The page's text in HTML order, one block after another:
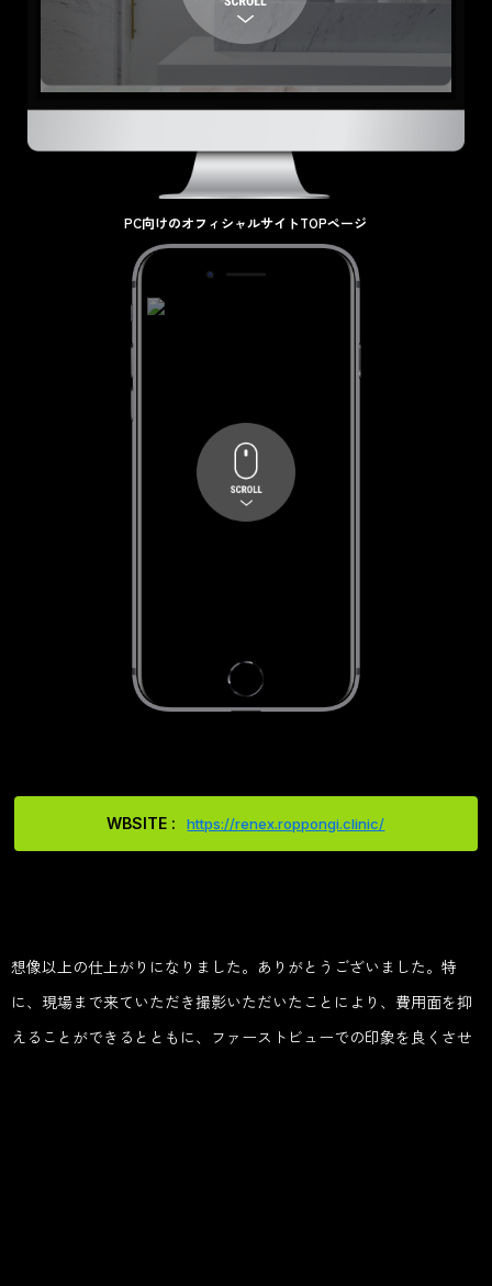
PC向けのオフィシャルサイトTOPページ
WBSITE : https://renex.roppongi.clinic/
想像以上の仕上がりになりました。ありがとうございました。特
に、現場まで来ていただき撮影いただいたことにより、費用面を抑
えることができるとともに、ファーストビューでの印象を良くさせ